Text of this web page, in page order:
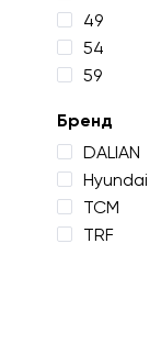
49
54
59
Бренд
DALIAN
Hyundai
TCM
TRF